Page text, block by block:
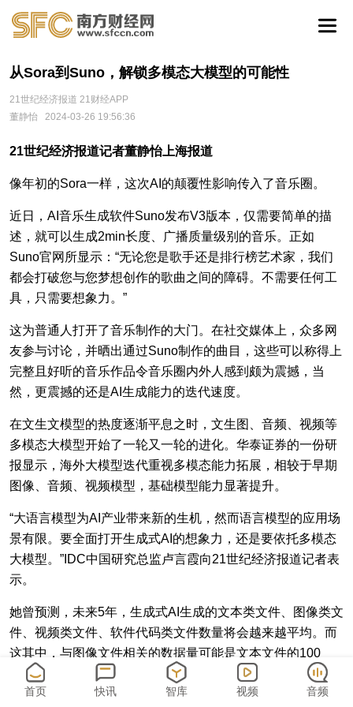
从Sora到Suno，解锁多模态大模型的可能性
21世纪经济报道 21财经APP
董静怡
2024-03-26 19:56:36
21世纪经济报道记者董静怡上海报道
像年初的Sora一样，这次AI的颠覆性影响传入了音乐圈。
近日，AI音乐生成软件Suno发布V3版本，仅需要简单的描
述，就可以生成2min长度、广播质量级别的音乐。正如
Suno官网所显示：“无论您是歌手还是排行榜艺术家，我们
都会打破您与您梦想创作的歌曲之间的障碍。不需要任何工
具，只需要想象力。”
这为普通人打开了音乐制作的大门。在社交媒体上，众多网
友参与讨论，并晒出通过Suno制作的曲目，这些可以称得上
完整且好听的音乐作品令音乐圈内外人感到颇为震撼，当
然，更震撼的还是AI生成能力的迭代速度。
在文生文模型的热度逐渐平息之时，文生图、音频、视频等
多模态大模型开始了一轮又一轮的进化。华泰证券的一份研
报显示，海外大模型迭代重视多模态能力拓展，相较于早期
图像、音频、视频模型，基础模型能力显著提升。
“大语言模型为AI产业带来新的生机，然而语言模型的应用场
景有限。要全面打开生成式AI的想象力，还是要依托多模态
大模型。”IDC中国研究总监卢言霞向21世纪经济报道记者表
示。
她曾预测，未来5年，生成式AI生成的文本类文件、图像类文
件、视频类文件、软件代码类文件数量将会越来越平均。而
这其中，与图像文件相关的数据量可能是文本文件的100
倍，视频文件是图像文件的10倍。
首页 快讯 智库 视频 音频